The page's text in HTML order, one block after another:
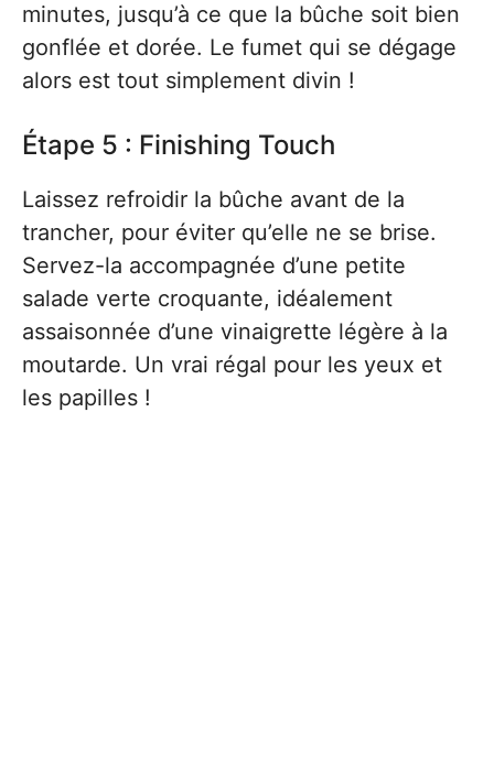
minutes, jusqu’à ce que la bûche soit bien
gonflée et dorée. Le fumet qui se dégage
alors est tout simplement divin !
Étape 5 : Finishing Touch
Laissez refroidir la bûche avant de la
trancher, pour éviter qu’elle ne se brise.
Servez-la accompagnée d’une petite
salade verte croquante, idéalement
assaisonnée d’une vinaigrette légère à la
moutarde. Un vrai régal pour les yeux et
les papilles !